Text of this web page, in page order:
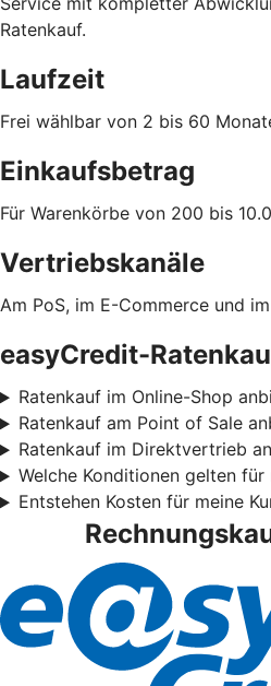
Ratenkauf.
Laufzeit
Frei wählbar von 2 bis 60
Einkaufsbetrag
Für Warenkörbe von 200 bis
Vertriebskanäle
Am PoS, im E-Commerce und
easyCredit-
Ratenkauf im Online-Shop
Ratenkauf am Point of Sale
Ratenkauf im Direktvertrieb
Welche Konditionen gelten für
Entstehen Kosten für meine